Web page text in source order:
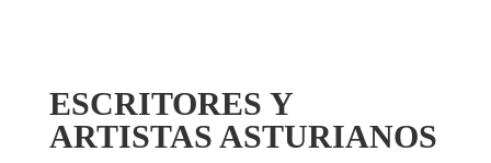
ESCRITORES Y
ARTISTAS ASTURIANOS